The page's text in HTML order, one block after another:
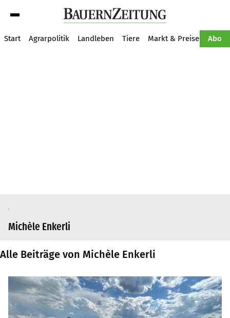
Start Agrarpolitik Landleben Tiere Markt & Preise Abo
Michèle Enkerli
Alle Beiträge von Michèle Enkerli